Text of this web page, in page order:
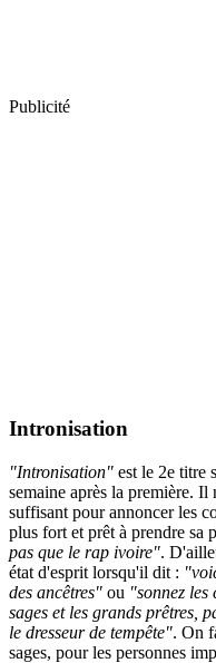
Publicité
Intronisation
"Intronisation" est le 2e titre
semaine après la première. Il
suffisant pour annoncer les
plus fort et prêt à prendre sa
pas que le rap ivoire".
état d'esprit lorsqu'il dit :
des ancêtres" ou "sonnez les
sages et les grands prêtres,
le dresseur de tempête". On
sages, pour les personnes